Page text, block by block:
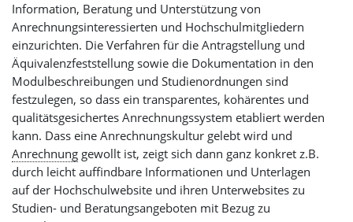
Information, Beratung und Unterstützung von
Anrechnungsinteressierten und Hochschulmitgliedern
einzurichten. Die Verfahren für die Antragstellung und
Äquivalenzfeststellung sowie die Dokumentation in den
Modulbeschreibungen und Studienordnungen sind
festzulegen, so dass ein transparentes, kohärentes und
qualitätsgesichertes Anrechnungssystem etabliert werden
kann. Dass eine Anrechnungskultur gelebt wird und
Anrechnung gewollt ist, zeigt sich dann ganz konkret z.B.
durch leicht auffindbare Informationen und Unterlagen
auf der Hochschulwebsite und ihren Unterwebsites zu
Studien- und Beratungsangeboten mit Bezug zu